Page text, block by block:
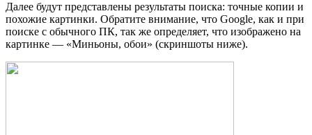
Далее будут представлены результаты поиска: точные копии и
похожие картинки. Обратите внимание, что Google, как и при
поиске с обычного ПК, так же определяет, что изображено на
картинке — «Миньоны, обои» (скриншоты ниже).